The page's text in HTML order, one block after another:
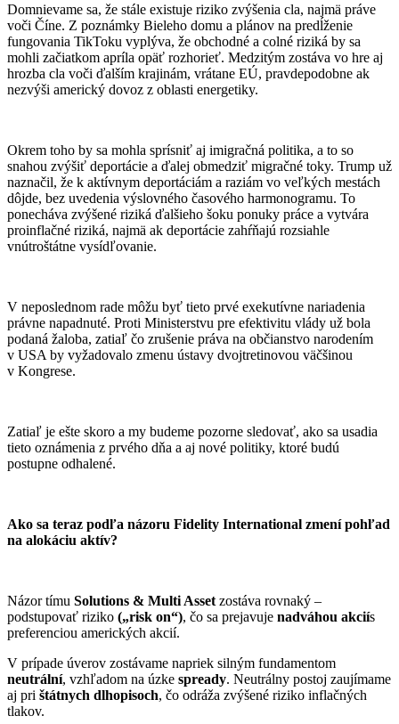
Domnievame sa, že stále existuje riziko zvýšenia cla, najmä práve
voči Číne. Z poznámky Bieleho domu a plánov na predĺženie
fungovania TikToku vyplýva, že obchodné a colné riziká by sa
mohli začiatkom apríla opäť rozhorieť. Medzitým zostáva vo hre aj
hrozba cla voči ďalším krajinám, vrátane EÚ, pravdepodobne ak
nezvýši americký dovoz z oblasti energetiky.
Okrem toho by sa mohla sprísniť aj imigračná politika, a to so
snahou zvýšiť deportácie a ďalej obmedziť migračné toky. Trump už
naznačil, že k aktívnym deportáciám a raziám vo veľkých mestách
dôjde, bez uvedenia výslovného časového harmonogramu. To
ponecháva zvýšené riziká ďalšieho šoku ponuky práce a vytvára
proinflačné riziká, najmä ak deportácie zahŕňajú rozsiahle
vnútroštátne vysídľovanie.
V neposlednom rade môžu byť tieto prvé exekutívne nariadenia
právne napadnuté. Proti Ministerstvu pre efektivitu vlády už bola
podaná žaloba, zatiaľ čo zrušenie práva na občianstvo narodením
v USA by vyžadovalo zmenu ústavy dvojtretinovou väčšinou
v Kongrese.
Zatiaľ je ešte skoro a my budeme pozorne sledovať, ako sa usadia
tieto oznámenia z prvého dňa a aj nové politiky, ktoré budú
postupne odhalené.
Ako sa teraz podľa názoru Fidelity International zmení pohľad
na alokáciu aktív?
Názor tímu Solutions & Multi Asset zostáva rovnaký –
podstupovať riziko („risk on“), čo sa prejavuje nadváhou akciís
preferenciou amerických akcií.
V prípade úverov zostávame napriek silným fundamentom
neutrální, vzhľadom na úzke spready. Neutrálny postoj zaujímame
aj pri štátnych dlhopisoch, čo odráža zvýšené riziko inflačných
tlakov.